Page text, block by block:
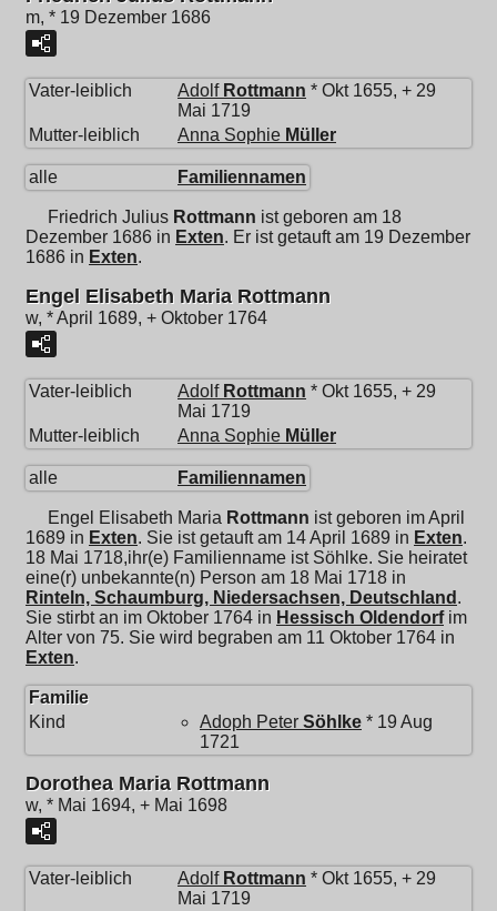
m, * 19 Dezember 1686
Vater-leiblich Adolf Rottmann * Okt 1655, + 29
Mai 1719
Mutter-leiblich
Anna Sophie Müller
alle Familiennamen
Friedrich Julius Rottmann ist geboren am 18
Dezember 1686 in Exten. Er ist getauft am 19 Dezember
1686 in Exten.
Engel Elisabeth Maria Rottmann
w, * April 1689, + Oktober 1764
Vater-leiblich Adolf Rottmann * Okt 1655, + 29
Mai 1719
Mutter-leiblich
Anna Sophie Müller
alle Familiennamen
Engel Elisabeth Maria Rottmann ist geboren im April
1689 in Exten. Sie ist getauft am 14 April 1689 in Exten.
18 Mai 1718,ihr(e) Familienname ist Söhlke. Sie heiratet
eine(r) unbekannte(n) Person am 18 Mai 1718 in
Rinteln, Schaumburg, Niedersachsen, Deutschland .
Sie stirbt an im Oktober 1764 in Hessisch Oldendorfim
Alter von 75. Sie wird begraben am 11 Oktober 1764 in
Exten.
Familie
Kind
Adoph Peter Söhlke * 19 Aug
1721
Dorothea Maria Rottmann
w, * Mai 1694, + Mai 1698
Vater-leiblich Adolf Rottmann * Okt 1655, + 29
Mai 1719